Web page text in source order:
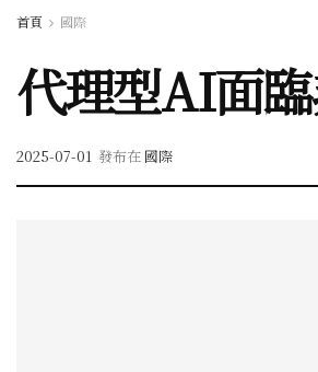
首頁 國際
代理型AI面
2025-07-01 發布在 國際